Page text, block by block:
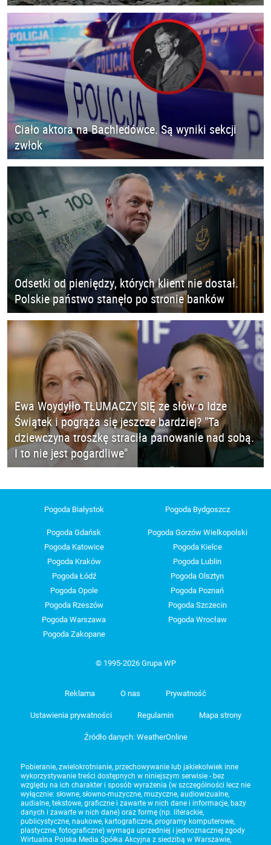
Ciało aktora na Bachledówce. Są wyniki sekcji
zwłok
Odsetki od pieniędzy, których klient nie dostał.
Polskie państwo stanęło po stronie banków
Ewa Woydyłło TŁUMACZY SIĘ ze słów o Idze
Świątek i pogrąża się jeszcze bardziej? "Ta
dziewczyna troszkę straciła panowanie nad sobą.
I to nie jest pogardliwe"
Pogoda Białystok Pogoda Bydgoszcz
Pogoda Gdańsk
Pogoda Gorzów Wielkopolski
Pogoda Katowice
Pogoda Kielce
Pogoda Kraków
Pogoda Lublin
Pogoda Łódź
Pogoda Olsztyn
Pogoda Opole
Pogoda Poznań
Pogoda Rzeszów
Pogoda Szczecin
Pogoda Warszawa
Pogoda Wrocław
Pogoda Zakopane
© 1995-2026 Grupa WP
Reklama O nas Prywatność
Ustawienia prywatności Regulamin Mapa strony
Źródło danych: WeatherOnline
Pobieranie, zwielokrotnianie, przechowywanie lub jakiekolwiek inne
wykorzystywanie treści dostępnych w niniejszym serwisie - bez
względu na ich charakter i sposób wyrażenia (w szczególności lecz nie
wyłącznie: słowne, słowno-muzyczne, muzyczne, audiowizualne,
audialne, tekstowe, graficzne i zawarte w nich dane i informacje, bazy
danych i zawarte w nich dane) oraz formę (np. literackie,
publicystyczne, naukowe, kartograficzne, programy komputerowe,
plastyczne, fotograficzne) wymaga uprzedniej i jednoznacznej zgody
Wirtualna Polska Media Spółka Akcyjna z siedzibą w Warszawie,